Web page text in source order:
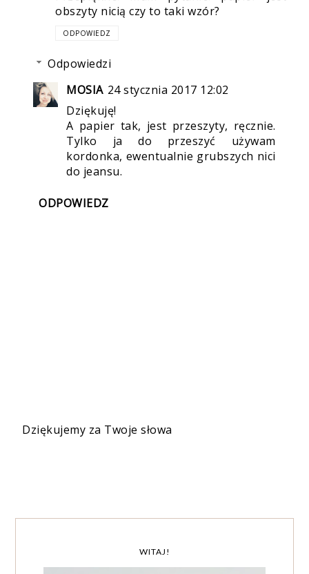
obszyty nicią czy to taki wzór?
ODPOWIEDZ
Odpowiedzi
MOSIA 24 stycznia 2017 12:02
Dziękuję!
A papier tak, jest przeszyty, ręcznie.
Tylko ja do przeszyć używam
kordonka, ewentualnie grubszych nici
do jeansu.
ODPOWIEDZ
Dziękujemy za Twoje słowa
WITAJ!